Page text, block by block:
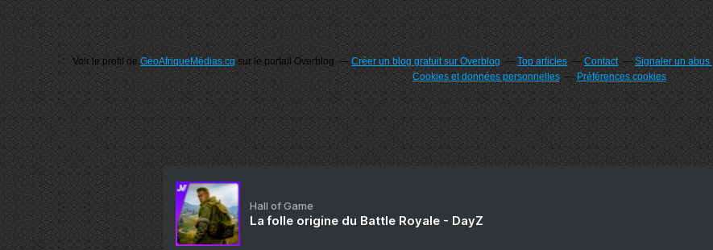
Voir le profil deGéoAfriqueMédias.cgsur le portail Overblog Créer un blog gratuit sur Overblog Top articles Contact Signaler un abus
Cookies et données personnelles
Préférences cookies
Hall of Game
La folle origine du Battle Royale - DayZ